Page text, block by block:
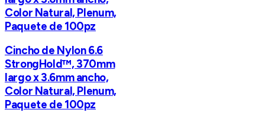
Color Natural, Plenum,
Paquete de 100pz
Cincho de Nylon 6.6
StrongHold™, 370mm
largo x 3.6mm ancho,
Color Natural, Plenum,
Paquete de 100pz